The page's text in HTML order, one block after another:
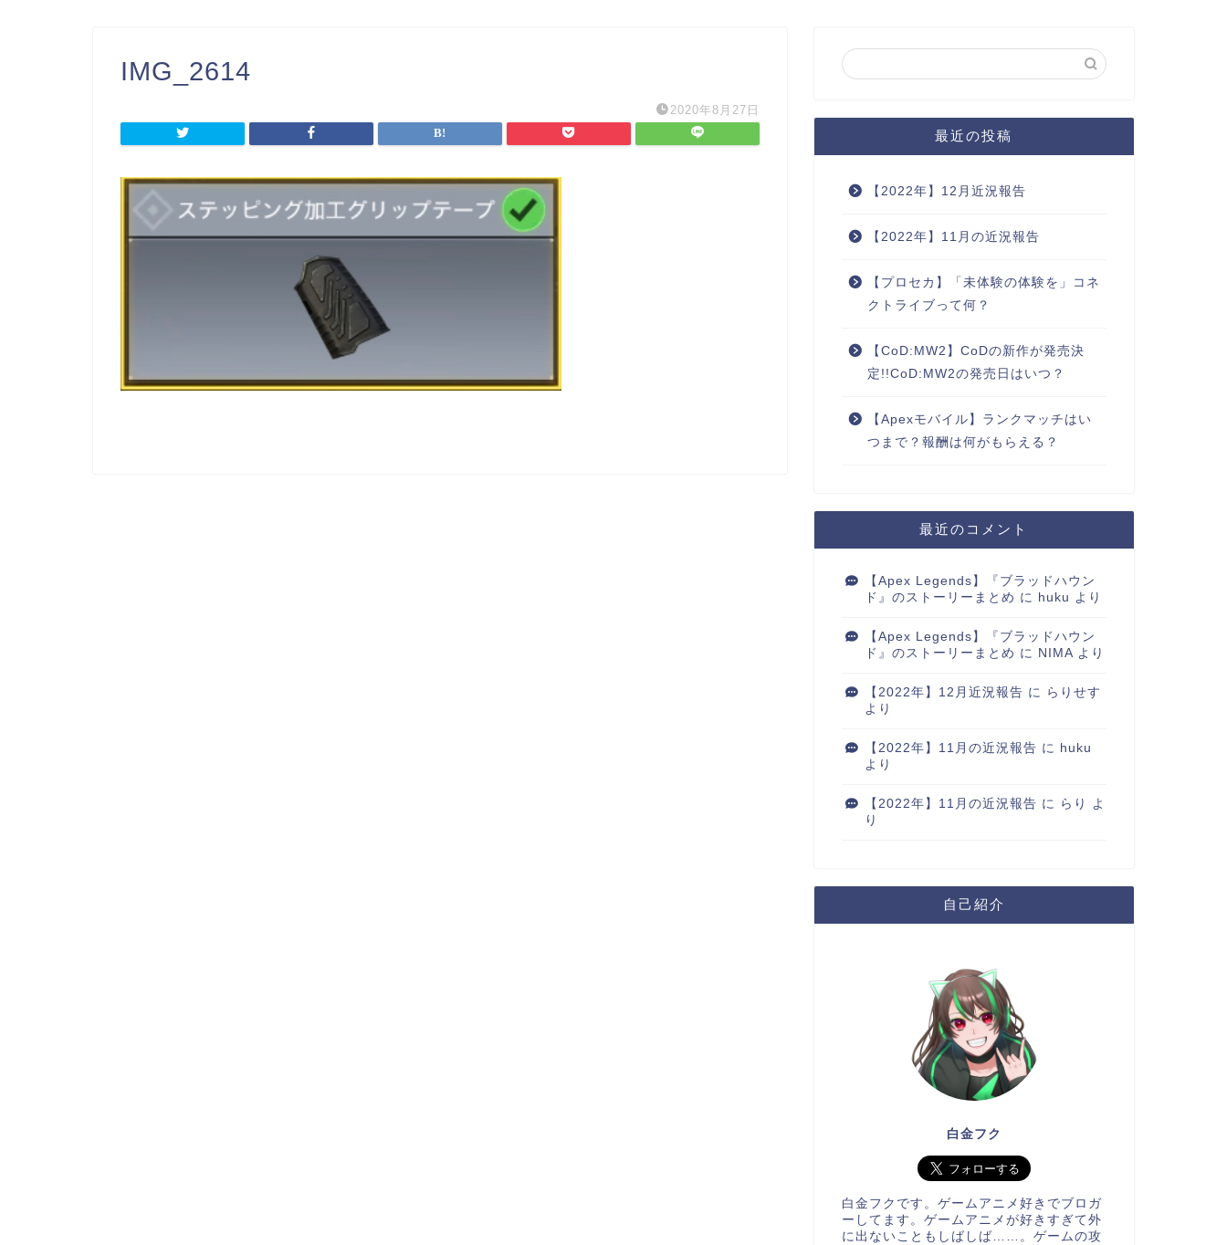
IMG_2614
2020年8月27日
最近の投稿
【2022年】12月近況報告
【2022年】11月の近況報告
【プロセカ】「未体験の体験を」コネ
クトライブって何？
【CoD:MW2】CoDの新作が発売決
定!!CoD:MW2の発売日はいつ？
【Apexモバイル】ランクマッチはい
つまで？報酬は何がもらえる？
最近のコメント
【Apex Legends】『ブラッドハウン
ド』のストーリーまとめ に huku より
【Apex Legends】『ブラッドハウン
ド』のストーリーまとめ に NIMAより
【2022年】12月近況報告 に らりせす
より
【2022年】11月の近況報告 に huku
より
【2022年】11月の近況報告 に らり
よ
り
自己紹介
白金フク
白金フクです。ゲームアニメ好きでブロガ
ーしてます。ゲームアニメが好きすぎて外
に出ないこともしばしば……。ゲームの攻